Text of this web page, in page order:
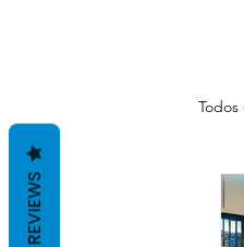
Todos
REVIEWS